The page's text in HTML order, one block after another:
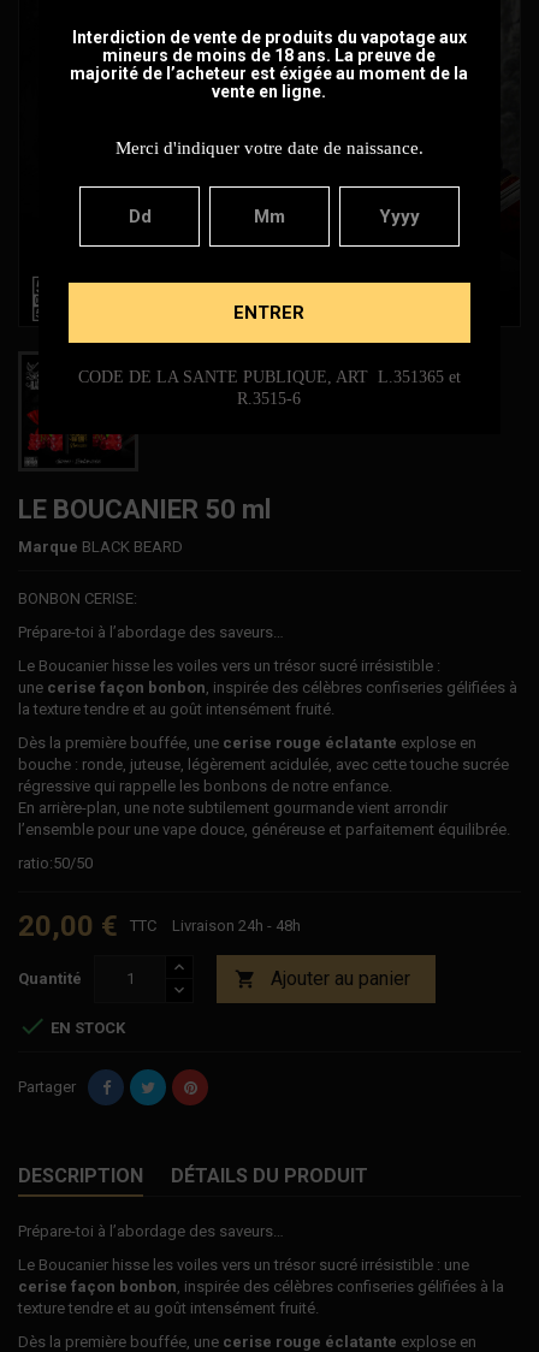
Interdiction de vente de produits du vapotage aux
mineurs de moins de 18 ans. La preuve de
majorité de l’acheteur est éxigée au moment de la
vente en ligne.
Merci d'indiquer votre date de naissance.
ENTRER
CODE DE LA SANTE PUBLIQUE, ART L.351365 et
R.3515-6
LE BOUCANIER 50 ml
Marque BLACK BEARD
BONBON CERISE:
Prépare-toi à l’abordage des saveurs…
Le Boucanier hisse les voiles vers un trésor sucré irrésistible :
une cerise façon bonbon , inspirée des célèbres confiseries gélifiées à
la texture tendre et au goût intensément fruité.
Dès la première bouffée, une cerise rouge éclatante explose en
bouche : ronde, juteuse, légèrement acidulée, avec cette touche sucrée
régressive qui rappelle les bonbons de notre enfance.
En arrière-plan, une note subtilement gourmande vient arrondir
l’ensemble pour une vape douce, généreuse et parfaitement équilibrée.
ratio:50/50
20,00 € TTC Livraison 24h - 48h
Quantité  Ajouter au panier
 EN STOCK
Partager
DESCRIPTION DÉTAILS DU PRODUIT
Prépare-toi à l’abordage des saveurs…
Le Boucanier hisse les voiles vers un trésor sucré irrésistible : une
cerise façon bonbon , inspirée des célèbres confiseries gélifiées à la
texture tendre et au goût intensément fruité.
Dès la première bouffée, une cerise rouge éclatante explose en